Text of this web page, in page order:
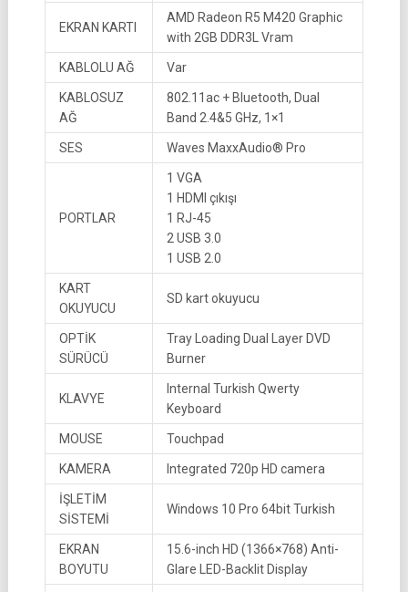
EKRAN KARTI
AMD Radeon R5 M420 Graphic
with 2GB DDR3L Vram
KABLOLU AĞ Var
KABLOSUZ
AĞ
802.11ac + Bluetooth, Dual
Band 2.4&5 GHz, 1×1
SES Waves MaxxAudio® Pro
PORTLAR
1 VGA
1 HDMI çıkışı
1 RJ-45
2 USB 3.0
1 USB 2.0
KART
OKUYUCU
SD kart okuyucu
OPTİK
SÜRÜCÜ
Tray Loading Dual Layer DVD
Burner
KLAVYE
Internal Turkish Qwerty
Keyboard
MOUSE Touchpad
KAMERA Integrated 720p HD camera
İŞLETİM
SİSTEMİ
Windows 10 Pro 64bit Turkish
EKRAN
BOYUTU
15.6-inch HD (1366×768) Anti-
Glare LED-Backlit Display